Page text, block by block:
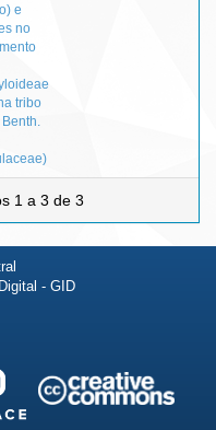
e
no
tribo
1 a 3 de 3
- GID